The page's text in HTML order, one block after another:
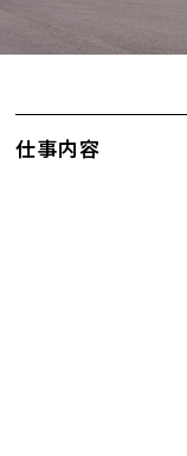
仕事内容